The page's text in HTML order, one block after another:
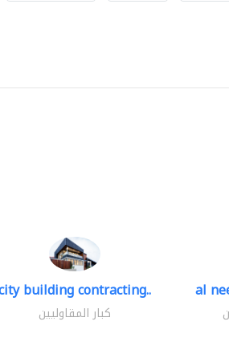
building contracting..
كبار المقاوليين
al